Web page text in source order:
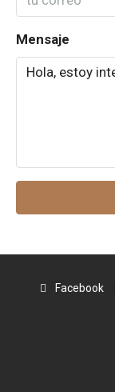
Mensaje
Facebook